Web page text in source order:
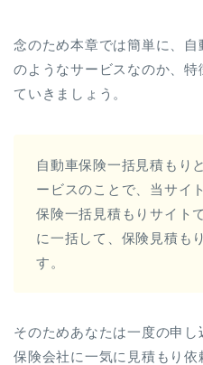
念のため本章では簡単に、
のようなサービスなのか、
ていきましょう。
自動車保険一括見積もり
ービスのことで、当サイ
保険一括見積もりサイト
に一括して、保険見積も
す。
そのためあなたは一度の申
保険会社に一気に見積もり依